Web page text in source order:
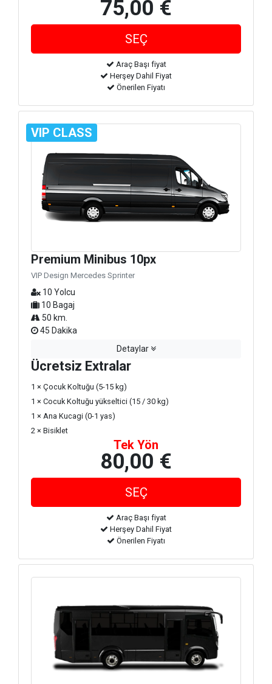
75,00 €
Araç Başı fiyat
Herşey Dahil Fiyat
Önerilen Fiyatı
VIP CLASS
Premium Minibus 10px
VIP Design Mercedes Sprinter
10 Yolcu
10 Bagaj
50 km.
45 Dakika
Detaylar
Ücretsiz Extralar
1 × Çocuk Koltuğu (5-15 kg)
1 × Cocuk Koltuğu yükseltici (15 / 30 kg)
1 × Ana Kucagi (0-1 yas)
2 × Bisiklet
Tek Yön
80,00 €
Araç Başı fiyat
Herşey Dahil Fiyat
Önerilen Fiyatı